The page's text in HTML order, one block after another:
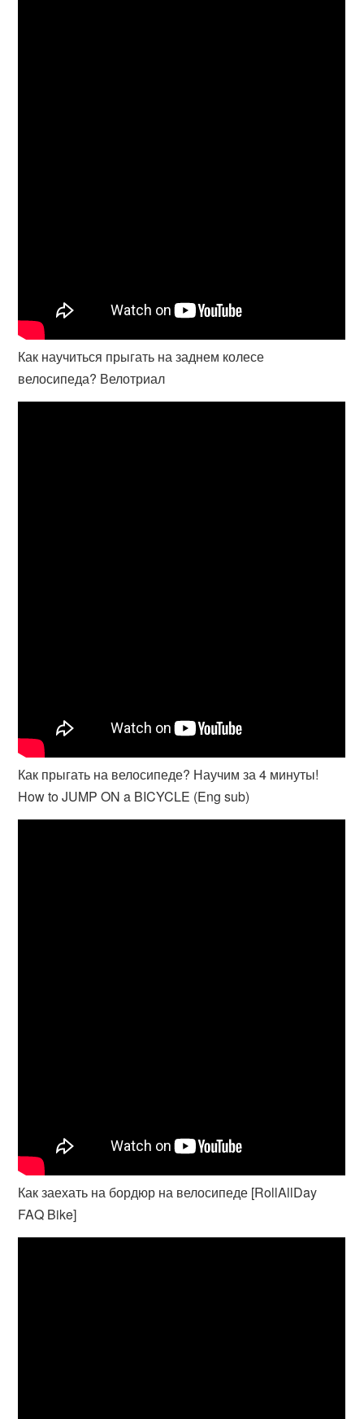
Как научиться прыгать на заднем колесе
велосипеда? Велотриал
Как прыгать на велосипеде? Научим за 4 минуты!
How to JUMP ON a BICYCLE (Eng sub)
Как заехать на бордюр на велосипеде [RollAllDay
FAQ Bike]